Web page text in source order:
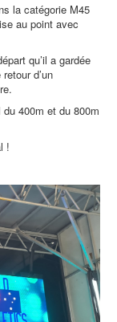
la catégorie M45
au point avec
qu’il a gardée
d’un
400m et du 800m
!